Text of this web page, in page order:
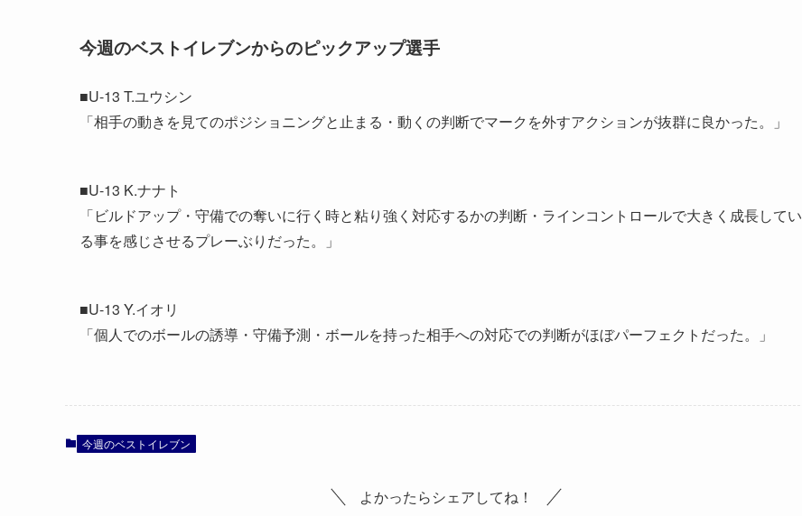
今週のベストイレブンからのピックアップ選手
■U-13 T.ユウシン
「相手の動きを見てのポジショニングと止まる・動くの判断でマークを外すアクションが抜群に良かった。」
■U-13 K.ナナト
「ビルドアップ・守備での奪いに行く時と粘り強く対応するかの判断・ラインコントロールで大きく成長してい
る事を感じさせるプレーぶりだった。」
■U-13 Y.イオリ
「個人でのボールの誘導・守備予測・ボールを持った相手への対応での判断がほぼパーフェクトだった。」
今週のベストイレブン
よかったらシェアしてね！